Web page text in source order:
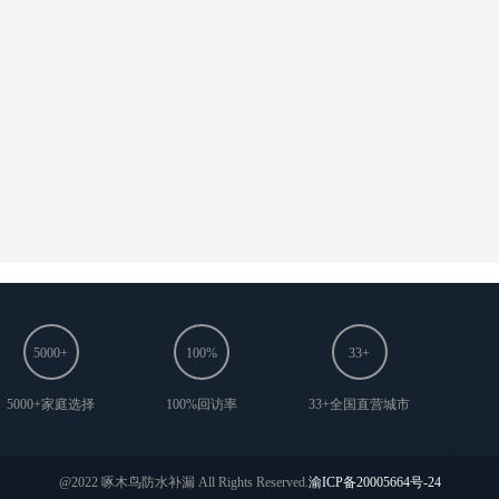
5000+
5000+家庭选择
100%
100%回访率
33+
33+全国直营城市
@2022 啄木鸟防水补漏 All Rights Reserved.渝ICP备20005664号-24